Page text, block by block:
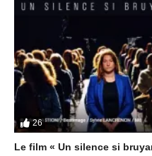
26
Le film « Un silence si